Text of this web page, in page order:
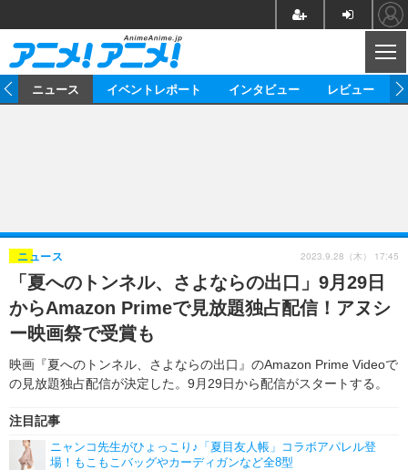
ゲーム グッズ
イベント 海外
海外イベント ビジネス
俳優・タレント アーティスト
アニメ 実写
書評 イベント
ゲーム 座談会
動画
アニメ
アニメ！アニメ！TV ABEMA Cafe
連載・コラム
ニュース イベントレポート インタビュー レビュー
「夏へのトンネル、さよならの出口」9月29日
からAmazon Primeで見放題独占配信！アヌシ
ー映画祭で受賞も
映画『夏へのトンネル、さよならの出口』のAmazon Prime Videoで
の見放題独占配信が決定した。9月29日から配信がスタートする。
ニュース
注目記事
ニャンコ先生がひょっこり♪「夏目友人帳」コラボアパレル登
場！もこもこバッグやカーディガンなど全8型
2023.9.28（木） 17:45